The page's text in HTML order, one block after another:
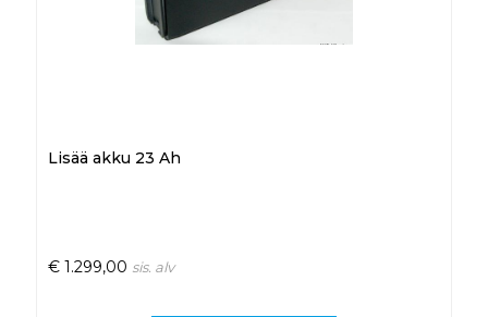
Lisää akku 23 Ah
€ 1.299,00 sis. alv